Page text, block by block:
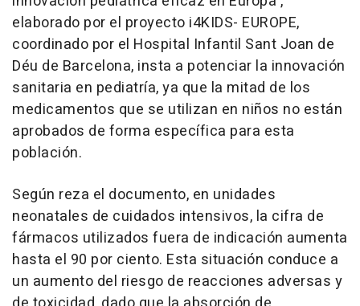
elaborado por el proyecto i4KIDS- EUROPE,
coordinado por el Hospital Infantil Sant Joan de
Déu de Barcelona, insta a potenciar la innovación
sanitaria en pediatría, ya que la mitad de los
medicamentos que se utilizan en niños no están
aprobados de forma específica para esta
población.
Según reza el documento, en unidades
neonatales de cuidados intensivos, la cifra de
fármacos utilizados fuera de indicación aumenta
hasta el 90 por ciento. Esta situación conduce a
un aumento del riesgo de reacciones adversas y